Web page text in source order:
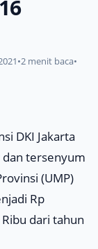
•2 menit baca•
DKI Jakarta
tersenyum
(UMP)
Rp
dari tahun